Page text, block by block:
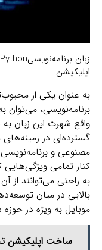
اپلیکیشن
به عنوان یکی از
برنامه‌نویسی، می‌توان
واقع شهرت این زبان
گسترده‌ای در
مصنوعی و برنامه‌نویسی
کنار تمامی ویژگی‌هایی
به راحتی می‌توانند
بالایی در میان
موبایل به ویژه در
ساخت اپلیکیشن